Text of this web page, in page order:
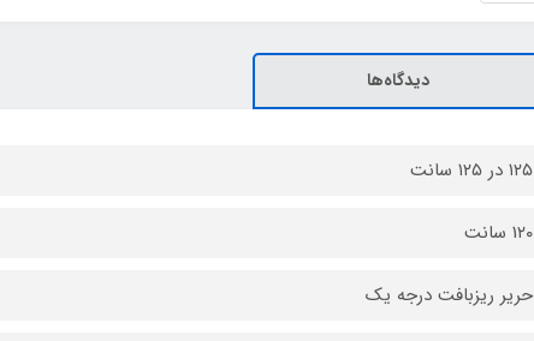
دیدگاه‌ها
۱۲۵ در ۱۲۵ سانت
1۲۰ سانت
حریر ریزبافت درجه یک